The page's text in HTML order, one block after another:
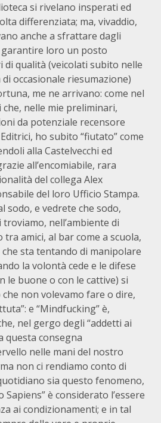
si rivelano insperati ed
differenziata; ma, vivaddio,
anche a sfrattare dagli
loro un posto
di qualità (veicolati subito nelle
occasionale riesumazione)
me ne arrivano: come nel
nelle mie preliminari,
da potenziale recensore
ho subito “fiutato” come
alla Castelvecchi ed
all’encomiabile, rara
del collega Alex
del loro Ufficio Stampa.
sodo, e vedrete che sodo,
nell’ambiente di
amici, al bar come a scuola,
che sta tentando di manipolare
la volontà cede e le difese
le buone o con le cattive) si
non volevamo fare o dire,
e “Mindfucking” è,
nel gergo degli “addetti ai
questa consegna
nelle mani del nostro
non ci rendiamo conto di
sia questo fenomeno,
Sapiens” è considerato l’essere
ai condizionamenti; e in tal